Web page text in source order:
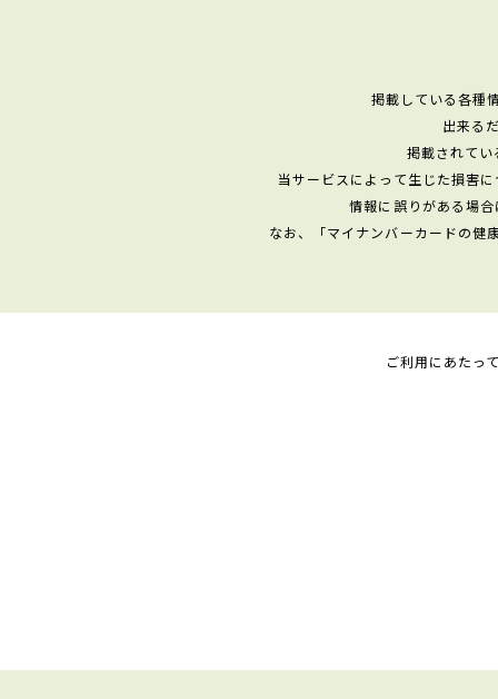
掲載している各種
出来る
掲載されて
当サービスによって生じた損害
情報に誤りがある場
なお、「マイナンバーカードの健
ご利用にあたっ